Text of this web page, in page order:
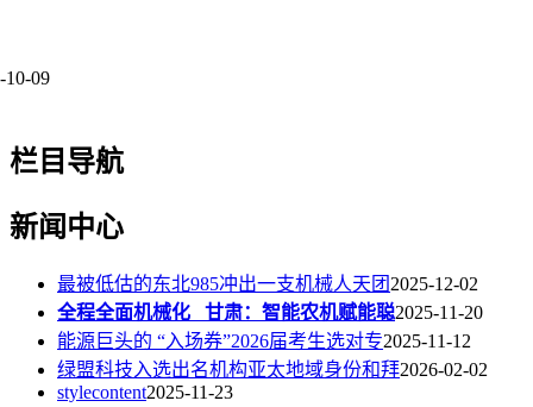
10-09
栏目导航
新闻中心
最被低估的东北985冲出一支机械人天团2025-12-02
全程全面机械化 甘肃：智能农机赋能聪2025-11-20
能源巨头的 “入场券”2026届考生选对专2025-11-12
绿盟科技入选出名机构亚太地域身份和拜2026-02-02
stylecontent2025-11-23